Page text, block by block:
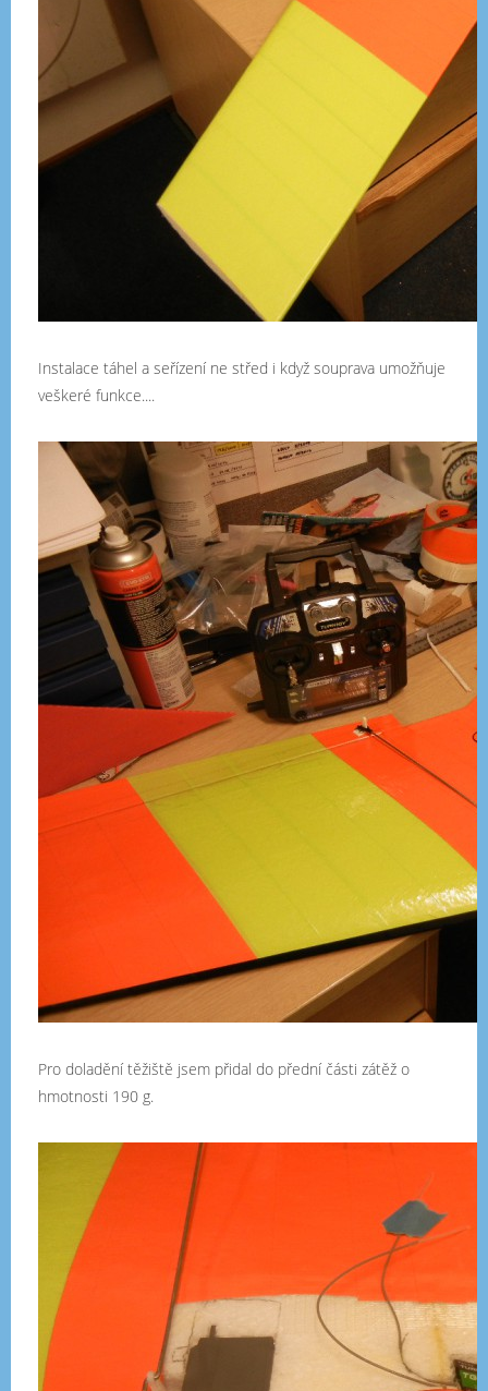
Instalace táhel a seřízení ne střed i když souprava umožňuje
veškeré funkce....
Pro doladění těžiště jsem přidal do přední části zátěž o
hmotnosti 190 g.